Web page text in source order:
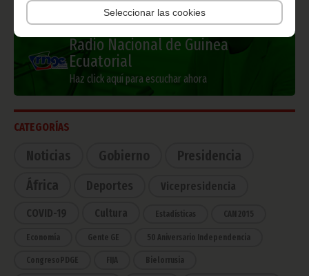
Seleccionar las cookies
Radio Nacional de Guinea
Ecuatorial
Haz click aquí para escuchar ahora
CATEGORÍAS
Noticias Gobierno
Presidencia
África
Deportes Vicepresidencia
COVID-19 Cultura Estadísticas CAN 2015
Economía Gente GE 50 Aniversario Independencia
CongresoPDGE FIJA Bielorrusia